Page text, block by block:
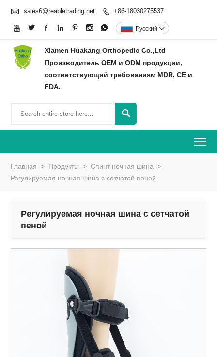
 sales6@reabletrading.net  +86-18030275537
       Pусский 
Xiamen Huakang Orthopedic Co.,Ltd
Производитель OEM и ODM продукции,
соответствующий требованиям MDR, CE и
FDA.

Главная > Продукты > Спинт ночная шина >
Регулируемая ночная шина с сетчатой ​​пеной
Регулируемая ночная шина с сетчатой ​​
пеной